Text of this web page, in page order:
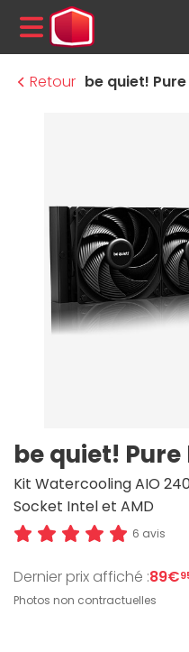
MENU
Retour be quiet!
be quiet!
Kit Watercooling AIO
Socket Intel et AMD
6 avis
Dernier prix affiché :89€
Photos non contractuelles